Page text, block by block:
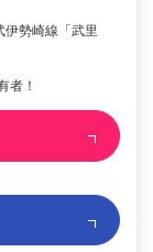
伊勢崎線「武里
者！